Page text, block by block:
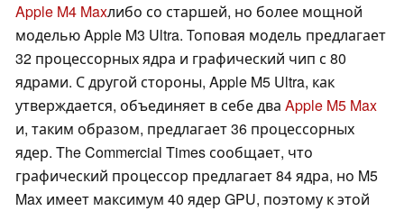
Apple M4 Maxлибо со старшей, но более мощной
моделью Apple M3 Ultra. Топовая модель предлагает
32 процессорных ядра и графический чип с 80
ядрами. С другой стороны, Apple M5 Ultra, как
утверждается, объединяет в себе два Apple M5 Max
и, таким образом, предлагает 36 процессорных
ядер. The Commercial Times сообщает, что
графический процессор предлагает 84 ядра, но M5
Max имеет максимум 40 ядер GPU, поэтому к этой